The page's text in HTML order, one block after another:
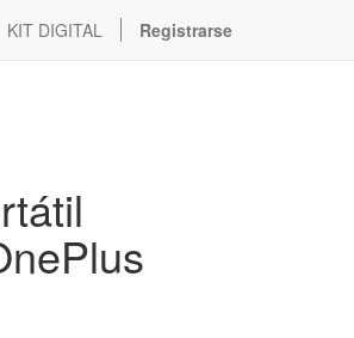
KIT DIGITAL Registrarse